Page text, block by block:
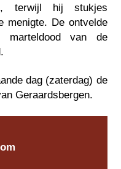
terwijl hij stukjes
menigte. De ontvelde
marteldood van de
dag (zaterdag) de
Geraardsbergen.